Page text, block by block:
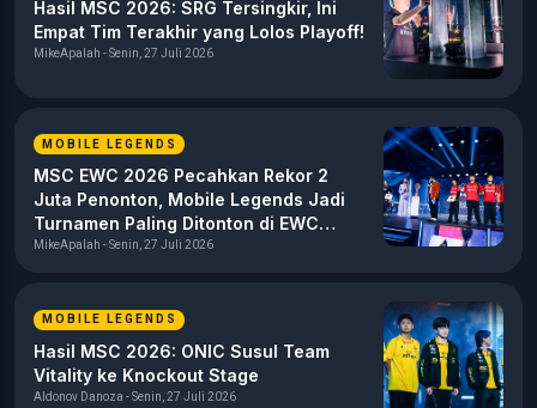
Hasil MSC 2026: SRG Tersingkir, Ini
Empat Tim Terakhir yang Lolos Playoff!
MikeApalah - Senin, 27 Juli 2026
MOBILE LEGENDS
MSC EWC 2026 Pecahkan Rekor 2
Juta Penonton, Mobile Legends Jadi
Turnamen Paling Ditonton di EWC
2026
MikeApalah - Senin, 27 Juli 2026
MOBILE LEGENDS
Hasil MSC 2026: ONIC Susul Team
Vitality ke Knockout Stage
Aldonov Danoza - Senin, 27 Juli 2026